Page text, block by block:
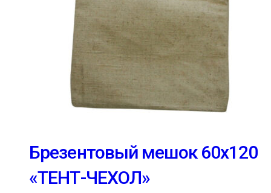
Брезентовый мешок 60х120
«ТЕНТ-ЧЕХОЛ»